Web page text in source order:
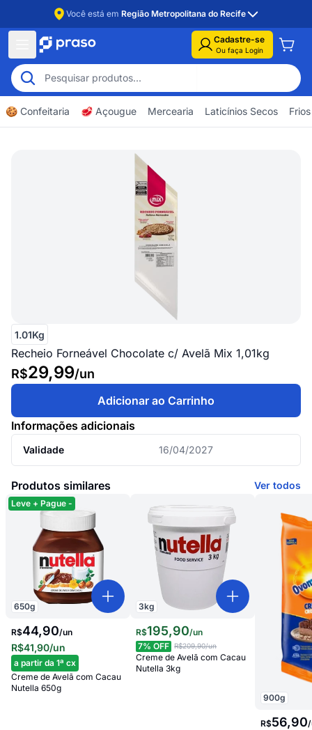
Você está em Região Metropolitana do Recife
Cadastre-se
Ou faça Login
🍪 Confeitaria 🥩 Açougue Mercearia Laticínios Secos
Informações adicionais
Validade 16/04/2027
1.01Kg
Recheio Forneável Chocolate c/ Avelã Mix 1,01kg
R$29,99/un
Adicionar ao Carrinho
Produtos similares Ver todos
650g
Leve + Pague -
R$44,90/un
R$41,90/un
a partir da 1ª cx
Creme de Avelã com Cacau
Nutella 650g
3kg
R$195,90/un
7% OFF R$209,90/un
Creme de Avelã com Cacau
Nutella 3kg
900g
R$56,90/